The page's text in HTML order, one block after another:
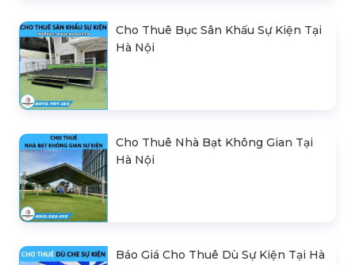
Cho Thuê Bục Sân Khấu Sự Kiện Tại
Hà Nội
Cho Thuê Nhà Bạt Không Gian Tại
Hà Nội
Báo Giá Cho Thuê Dù Sự Kiện Tại Hà